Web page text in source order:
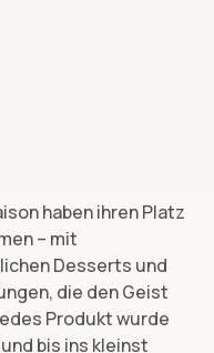
haben ihren Platz
– mit
Desserts und
die den Geist
Produkt wurde
bis ins kleinst